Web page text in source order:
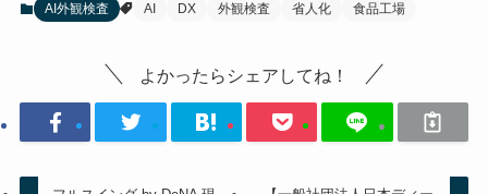
AI外観検査 AI DX 外観検査 省人化 食品工場
よかったらシェアしてね！